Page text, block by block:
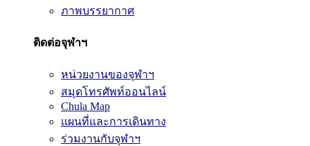
ภาพบรรยากาศ
ติดต่อจุฬาฯ
หน่วยงานของจุฬาฯ
สมุดโทรศัพท์ออนไลน์
Chula Map
แผนที่และการเดินทาง
ร่วมงานกับจุฬาฯ